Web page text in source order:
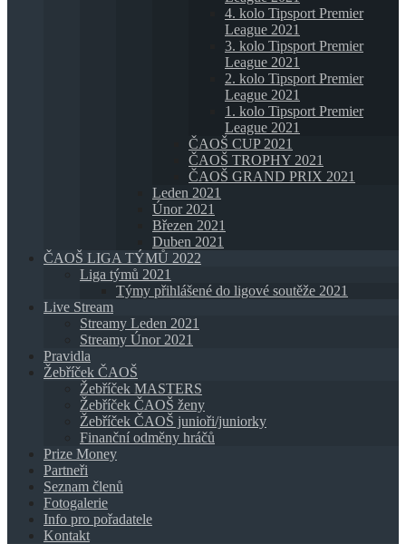
4. kolo Tipsport Premier
League 2021
3. kolo Tipsport Premier
League 2021
2. kolo Tipsport Premier
League 2021
1. kolo Tipsport Premier
League 2021
ČAOŠ CUP 2021
ČAOŠ TROPHY 2021
ČAOŠ GRAND PRIX 2021
Leden 2021
Únor 2021
Březen 2021
Duben 2021
ČAOŠ LIGA TÝMŮ 2022
Liga týmů 2021
Týmy přihlášené do ligové soutěže 2021
Live Stream
Streamy Leden 2021
Streamy Únor 2021
Pravidla
Žebříček ČAOŠ
Žebříček MASTERS
Žebříček ČAOŠ ženy
Žebříček ČAOŠ junioři/juniorky
Finanční odměny hráčů
Prize Money
Partneři
Seznam členů
Fotogalerie
Info pro pořadatele
Kontakt